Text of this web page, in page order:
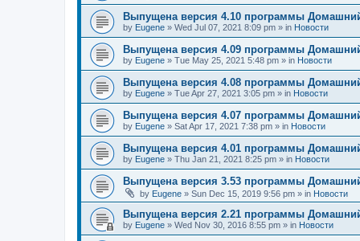
Выпущена версия 4.10 программы
by Eugene » Wed Jul 07, 2021 8:09 pm » in Новости
Выпущена версия 4.09 программы
by Eugene » Tue May 25, 2021 5:48 pm » in Новости
Выпущена версия 4.08 программы
by Eugene » Tue Apr 27, 2021 3:05 pm » in Новости
Выпущена версия 4.07 программы
by Eugene » Sat Apr 17, 2021 7:38 pm » in Новости
Выпущена версия 4.01 программы
by Eugene » Thu Jan 21, 2021 8:25 pm » in Новости
Выпущена версия 3.53 программы
by Eugene » Sun Dec 15, 2019 9:56 pm » in Новости
Выпущена версия 2.21 программы
by Eugene » Wed Nov 30, 2016 8:55 pm » in Новости